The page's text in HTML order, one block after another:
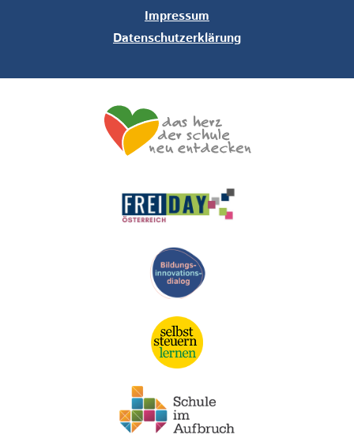
Impressum
Datenschutzerklärung